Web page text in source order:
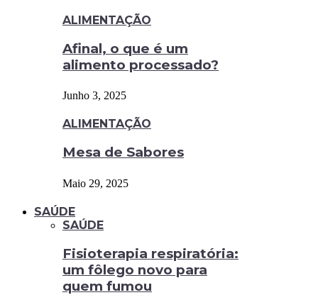
ALIMENTAÇÃO
Afinal, o que é um
alimento processado?
Junho 3, 2025
ALIMENTAÇÃO
Mesa de Sabores
Maio 29, 2025
SAÚDE
SAÚDE
Fisioterapia respiratória:
um fôlego novo para
quem fumou